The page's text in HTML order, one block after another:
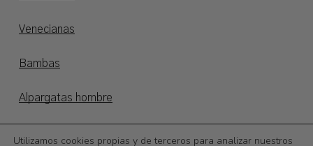
Venecianas
Bambas
Alpargatas hombre
Utilizamos cookies propias y de terceros para analizar nuestros